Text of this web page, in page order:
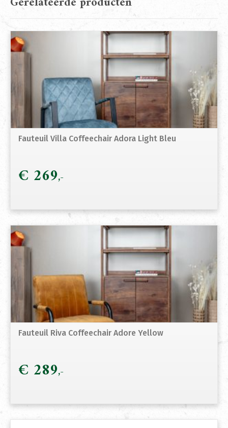
Fauteuil Villa Coffeechair Adora Light Bleu
€ 269
Fauteuil Riva Coffeechair Adore Yellow
€ 289